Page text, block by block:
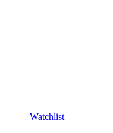
Watchlist